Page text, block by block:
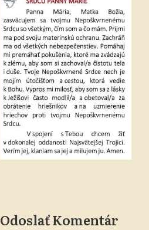
Odoslať Komentár